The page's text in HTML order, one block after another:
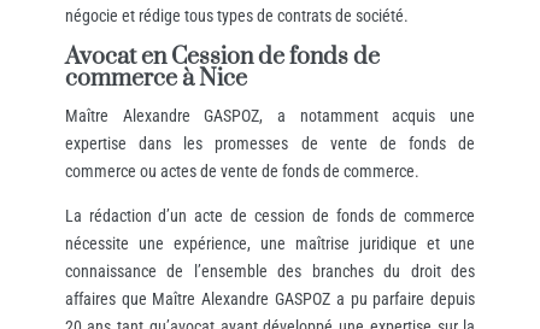
négocie et rédige tous types de contrats de société.
Avocat en Cession de fonds de
commerce à Nice
Maître Alexandre GASPOZ, a notamment acquis une
expertise dans les promesses de vente de fonds de
commerce ou actes de vente de fonds de commerce.
La rédaction d’un acte de cession de fonds de commerce
nécessite une expérience, une maîtrise juridique et une
connaissance de l’ensemble des branches du droit des
affaires que Maître Alexandre GASPOZ a pu parfaire depuis